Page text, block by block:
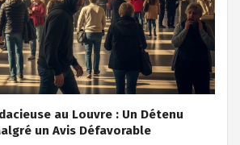
au Louvre : Un Détenu
un Avis Défavorable